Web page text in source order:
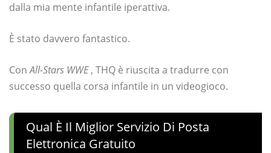
dalla mia mente infantile iperattiva.
È stato davvero fantastico.
ConAll-Stars WWE, THQ è riuscita a tradurre con
successo quella corsa infantile in un videogioco.
Qual È Il Miglior Servizio Di Posta
Elettronica Gratuito